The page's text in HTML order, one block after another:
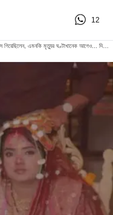
12
Delhi Murder: ছুটি কাটিয়ে সেদিনই অফিস গিয়েছিলেন, এমনকি মৃত্যুর ঘণ্টাখানেক আগেও... দিল্লির নববিবাহিতা মৃত্যু খুনই? নয়া তথ্যে জোরালো পরিবারের দাবি